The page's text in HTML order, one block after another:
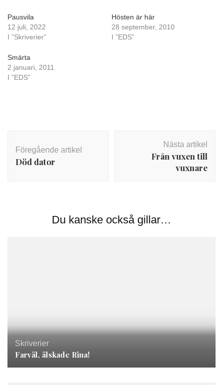
Pausvila
12 juli, 2022
I ”Skriverier”
Hösten är här
28 september, 2010
I ”EDS”
Smärta
2 januari, 2011
I ”EDS”
Föregående artikel
Död dator
Nästa artikel
Från vuxen till
vuxnare
Du kanske också gillar…
Skriverier
Farväl, älskade Rina!